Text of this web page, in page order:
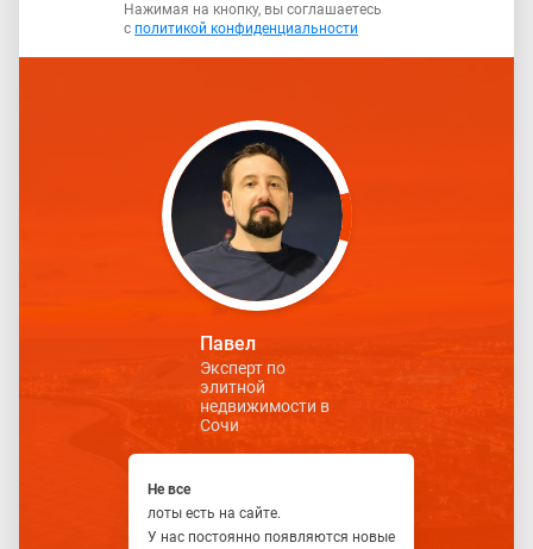
Нажимая на кнопку, вы соглашаетесь
с политикой конфиденциальности
Павел
Эксперт по
элитной
недвижимости в
Сочи
Не все
лоты есть на сайте.
У нас постоянно появляются новые